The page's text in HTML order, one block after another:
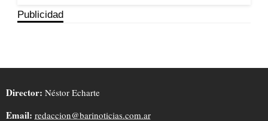
Publicidad
Director: Néstor Echarte
Email: redaccion@barinoticias.com.ar